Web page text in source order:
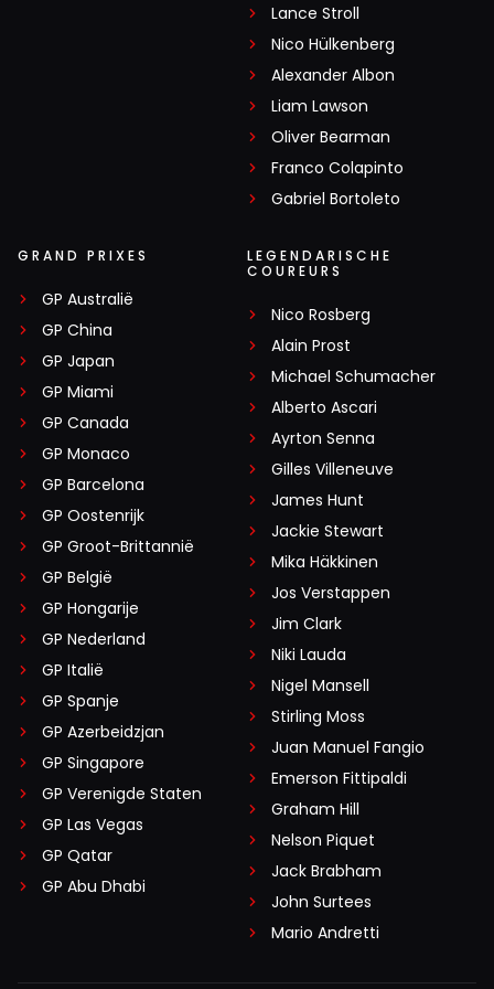
Lance Stroll
Nico Hülkenberg
Alexander Albon
Liam Lawson
Oliver Bearman
Franco Colapinto
Gabriel Bortoleto
GRAND PRIXES
GP Australië
GP China
GP Japan
GP Miami
GP Canada
GP Monaco
GP Barcelona
GP Oostenrijk
GP Groot-Brittannië
GP België
GP Hongarije
GP Nederland
GP Italië
GP Spanje
GP Azerbeidzjan
GP Singapore
GP Verenigde Staten
GP Las Vegas
GP Qatar
GP Abu Dhabi
LEGENDARISCHE
COUREURS
Nico Rosberg
Alain Prost
Michael Schumacher
Alberto Ascari
Ayrton Senna
Gilles Villeneuve
James Hunt
Jackie Stewart
Mika Häkkinen
Jos Verstappen
Jim Clark
Niki Lauda
Nigel Mansell
Stirling Moss
Juan Manuel Fangio
Emerson Fittipaldi
Graham Hill
Nelson Piquet
Jack Brabham
John Surtees
Mario Andretti